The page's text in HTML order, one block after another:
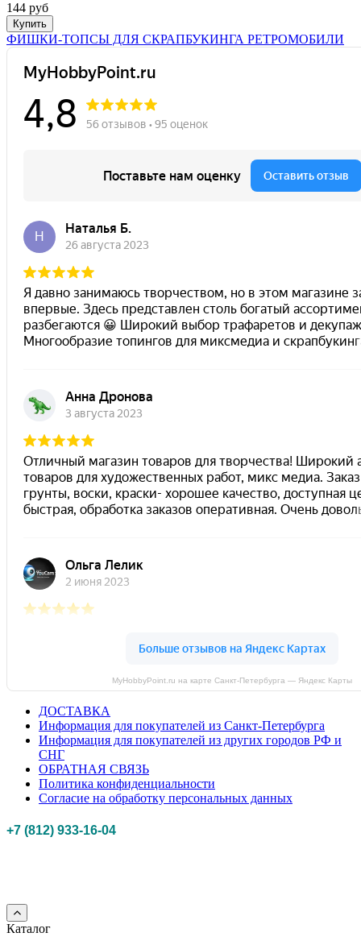
144 руб
Купить
ФИШКИ-ТОПСЫ ДЛЯ СКРАПБУКИНГА РЕТРОМОБИЛИ
MyHobbyPoint.ru на карте Санкт‑Петербурга — Яндекс Карты
ДОСТАВКА
Информация для покупателей из Санкт-Петербурга
Информация для покупателей из других городов РФ и
СНГ
ОБРАТНАЯ СВЯЗЬ
Политика конфиденциальности
Согласие на обработку персональных данных
+7 (812) 933-16-04
Каталог